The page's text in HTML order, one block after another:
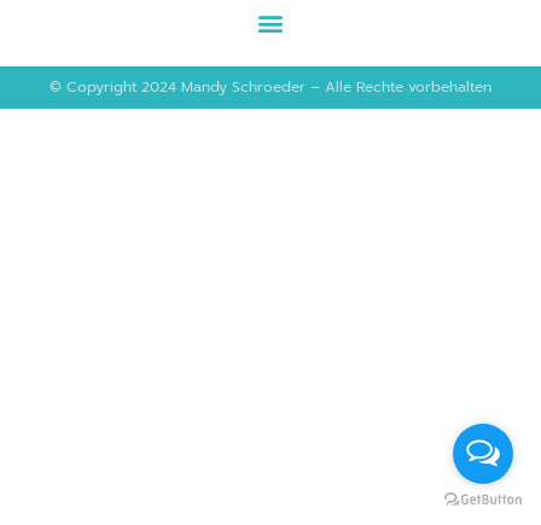
Menü
© Copyright 2024 Mandy Schroeder – Alle Rechte vorbehalten